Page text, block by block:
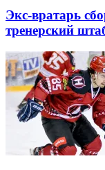
Экс-вратарь
тренерский